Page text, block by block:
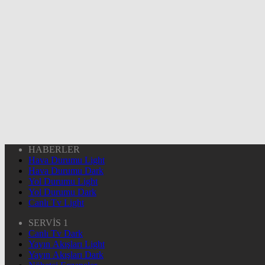
HABERLER
Hava Durumu Light
Hava Durumu Dark
Yol Durumu Light
Yol Durumu Dark
Canlı Tv Light
SERVİS 1
Canlı Tv Dark
Yayın Akışları Light
Yayın Akışları Dark